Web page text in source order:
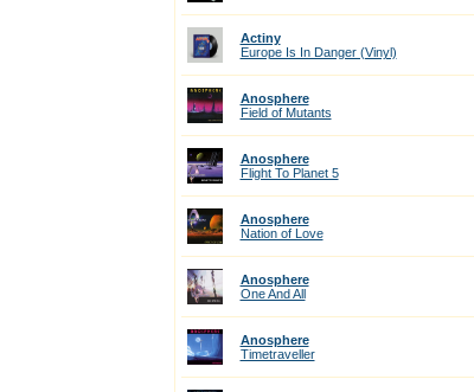
Actiny
Europe Is In Danger (Vinyl)
Anosphere
Field of Mutants
Anosphere
Flight To Planet 5
Anosphere
Nation of Love
Anosphere
One And All
Anosphere
Timetraveller